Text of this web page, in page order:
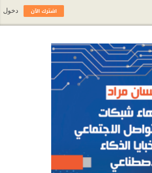
اشترك الآن دخول